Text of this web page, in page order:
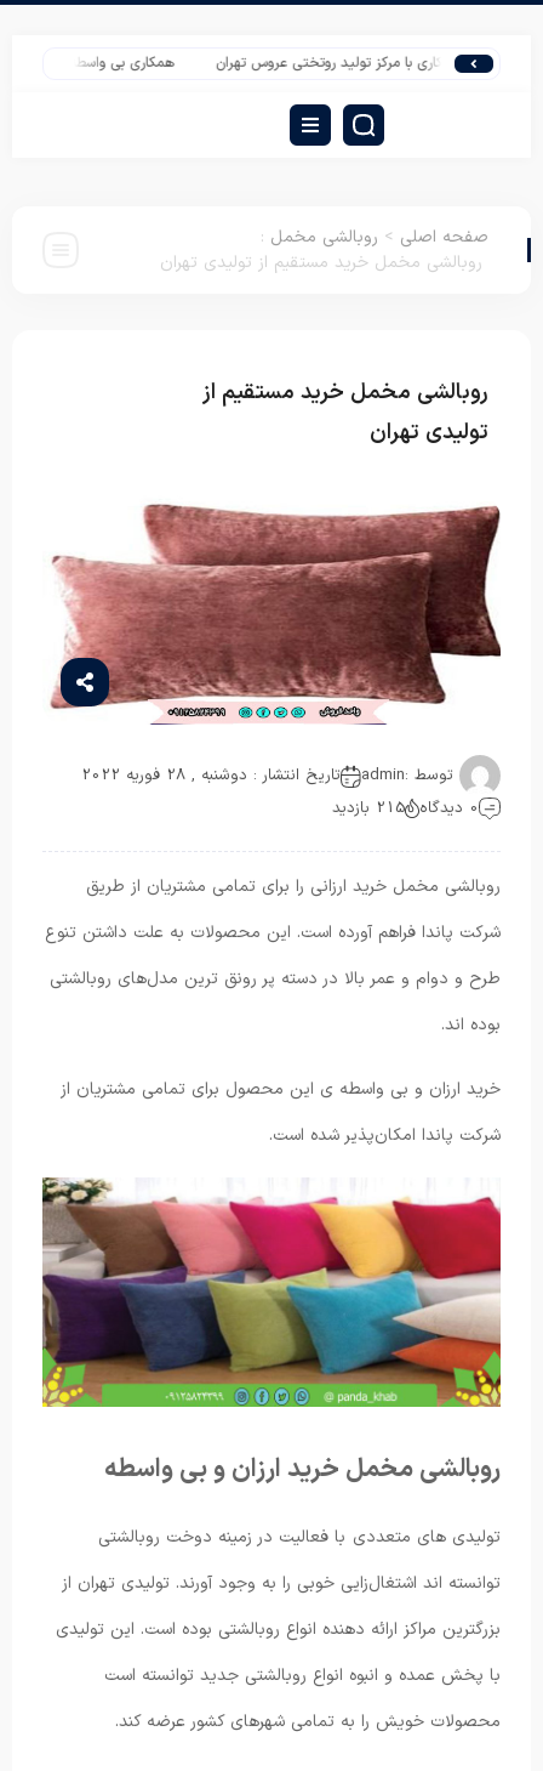
همکاری با مرکز تولید روتختی عروس تهران همکاری بی واسطه با تولیدی تشک
صفحه اصلی > روبالشی مخمل :
روبالشی مخمل خرید مستقیم از تولیدی تهران
روبالشی مخمل خرید مستقیم از
تولیدی تهران
توسط :admin
تاریخ انتشار : دوشنبه , 28 فوریه 2022
0 دیدگاه
215 بازدید
روبالشی مخمل خرید ارزانی را برای تمامی مشتریان از طریق
شرکت پاندا فراهم آورده است. این محصولات به علت داشتن تنوع
طرح و دوام و عمر بالا در دسته پر رونق ترین مدل‌های روبالشتی
بوده اند.
خرید ارزان و بی واسطه ی این محصول برای تمامی مشتریان از
شرکت پاندا امکان‌پذیر شده است.
روبالشی مخمل خرید ارزان و بی واسطه
تولیدی های متعددی با فعالیت در زمینه دوخت روبالشتی
توانسته اند اشتغال‌زایی خوبی را به وجود آورند. تولیدی تهران از
بزرگترین مراکز ارائه دهنده انواع روبالشتی بوده است. این تولیدی
با پخش عمده و انبوه انواع روبالشتی جدید توانسته است
محصولات خویش را به تمامی شهرهای کشور عرضه کند.